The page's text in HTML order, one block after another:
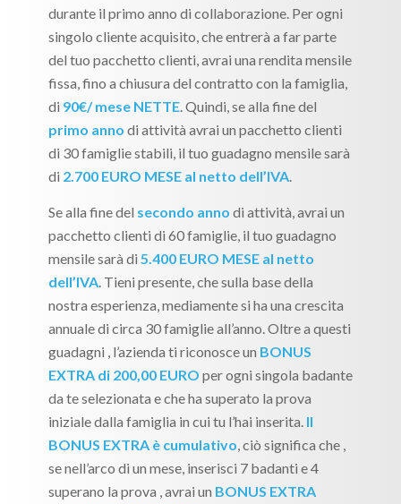
durante il primo anno di collaborazione. Per ogni
singolo cliente acquisito, che entrerà a far parte
del tuo pacchetto clienti, avrai una rendita mensile
fissa, fino a chiusura del contratto con la famiglia,
di 90€/ mese NETTE. Quindi, se alla fine del
primo anno di attività avrai un pacchetto clienti
di 30 famiglie stabili, il tuo guadagno mensile sarà
di 2.700 EURO MESE al netto dell’IVA.
Se alla fine del secondo anno di attività, avrai un
pacchetto clienti di 60 famiglie, il tuo guadagno
mensile sarà di 5.400 EURO MESE al netto
dell’IVA. Tieni presente, che sulla base della
nostra esperienza, mediamente si ha una crescita
annuale di circa 30 famiglie all’anno. Oltre a questi
guadagni , l’azienda ti riconosce un BONUS
EXTRA di 200,00 EURO per ogni singola badante
da te selezionata e che ha superato la prova
iniziale dalla famiglia in cui tu l’hai inserita. Il
BONUS EXTRA è cumulativo , ciò significa che ,
se nell’arco di un mese, inserisci 7 badanti e 4
superano la prova , avrai un BONUS EXTRA